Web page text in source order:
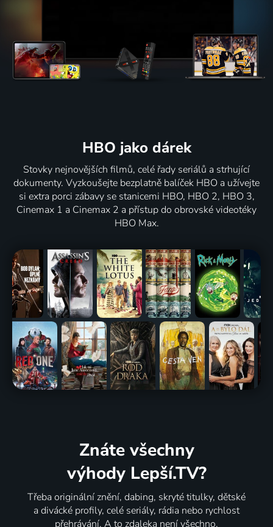
HBO jako dárek
Stovky nejnovějších filmů, celé řady seriálů a strhující
dokumenty. Vyzkoušejte bezplatně balíček HBO a užívejte
si extra porci zábavy se stanicemi HBO, HBO 2, HBO 3,
Cinemax 1 a Cinemax 2 a přístup do obrovské videotéky
HBO Max.
Znáte všechny
výhody Lepší.TV?
Třeba originální znění, dabing, skryté titulky, dětské
a divácké profily, celé seriály, rádia nebo rychlost
přehrávání. A to zdaleka není všechno.